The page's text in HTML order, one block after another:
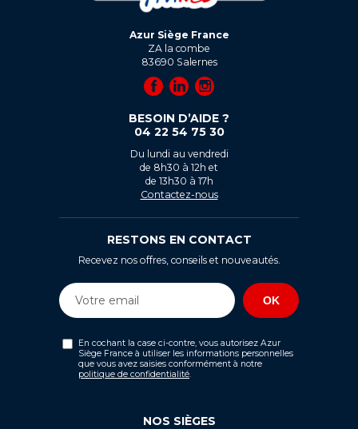
Azur Siège France
ZA la combe
83690 Salernes
BESOIN D’AIDE ?
04 22 54 75 30
Du lundi au vendredi
de 8h30 à 12h et
de 13h30 à 17h
Contactez-nous
RESTONS EN CONTACT
Recevez nos offres, conseils et nouveautés.
En cochant la case ci-contre, vous autorisez Azur
Siège France à utiliser les informations personnelles
que vous avez saisies conformément à notre
politique de confidentialité.
NOS SIÈGES